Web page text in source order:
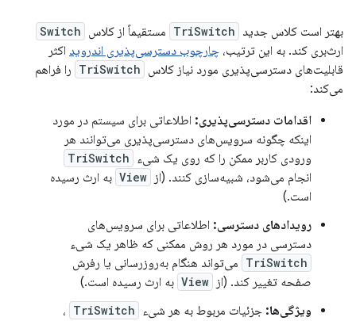
بهتر است کلاس جدید TriSwitch مستقیماً از کلاس Switch
ارث‌بری کند. به این ترتیب، چارچوب دسترسی‌پذیری اندروید اکثر
قابلیت‌های دسترسی‌پذیری مورد نیاز کلاس TriSwitch را فراهم
می‌کند:
اقدامات دسترسی‌پذیری: اطلاعاتی برای سیستم در مورد
اینکه چگونه سرویس‌های دسترسی‌پذیری می‌توانند هر
ورودی کاربر ممکن را که روی یک شیء TriSwitch
انجام می‌شود، شبیه‌سازی کنند. (از View به ارث رسیده
است.)
رویدادهای دسترسی: اطلاعاتی برای سرویس‌های
دسترسی در مورد هر روش ممکنی که ظاهر یک شیء
TriSwitch می‌تواند هنگام به‌روزرسانی یا رفرش
صفحه تغییر کند. (از View به ارث رسیده است.)
ویژگی‌ها: جزئیات مربوط به هر شیء TriSwitch ،